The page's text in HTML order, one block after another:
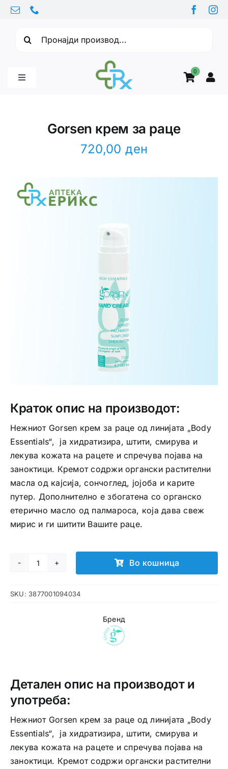
Skip
content
0
Toggle
Gorsen крем за раце
720,00ден
Краток опис на производот:
Нежниот Gorsen крем за раце од линијата „Body
Essentials“, ја хидратизира, штити, смирува и
лекува кожата на рацете и спречува појава на
заноктици. Кремот содржи органски растителни
масла од кајсија, сончоглед, јојоба и карите
путер. Дополнително е збогатена со органско
етерично масло од палмароса, која дава свеж
мирис и ги шитити Вашите раце.
Gorsen
за
Во кошница
SKU: 3877001094034
Бренд
Детален опис на производот и
употреба:
Нежниот Gorsen крем за раце од линијата „Body
Essentials“, ја хидратизира, штити, смирува и
лекува кожата на рацете и спречува појава на
заноктици. Кремот содржи органски растителни